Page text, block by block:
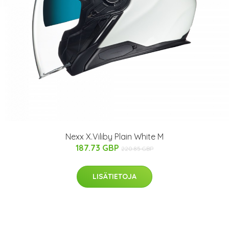
Nexx X.Viliby Plain White M
187.73 GBP 220.85 GBP
LISÄTIETOJA